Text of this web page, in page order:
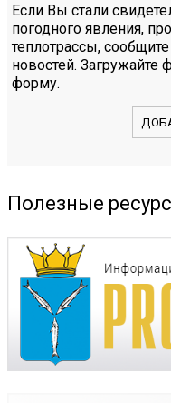
Если Вы стали
погодного явления,
теплотрассы,
новостей. Загружайте
форму.
Полезные